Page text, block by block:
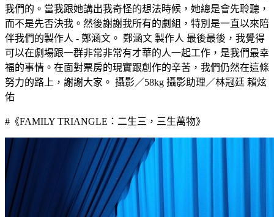
我們的。當我跟她講出我奇怪的想法時候，她總是會先聆聽，
而不是先否決我。然後謝謝我所有的劇組，特別是一直以來陪
伴我們的製作人 - 鄭涵文。 鄭涵文 製作人 最後最後，我覺得
可以在劇場跟一群非常非常有才華的人一起工作，是我們最幸
福的事情。在面對票房的現實跟創作的辛苦，我們仍然在這條
努力的路上，謝謝大家。 攝影／58kg 攝影助理／林冠廷 賴炫
佑
#《FAMILY TRIANGLE：二生三，三生萬物》